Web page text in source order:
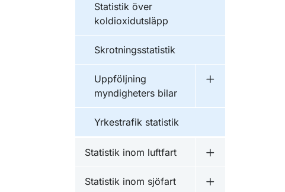
Statistik över
koldioxidutsläpp
Skrotningsstatistik
Uppföljning
myndigheters bilar
Undermeny för
Yrkestrafik statistik
Statistik inom luftfart
Undermeny för
Statistik inom sjöfart
Undermeny för